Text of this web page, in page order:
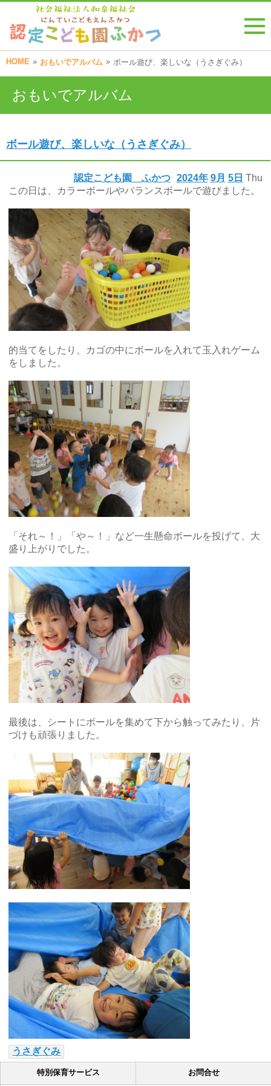
HOME » おもいでアルバム » ボール遊び、楽しいな（うさぎぐみ）
おもいでアルバム
ボール遊び、楽しいな（うさぎぐみ）
2024年 9月 5日 Thu
認定こども園 ふかつ
この日は、カラーボールやバランスボールで遊びました。
的当てをしたり、カゴの中にボールを入れて玉入れゲーム
をしました。
「それ～！」「や～！」など一生懸命ボールを投げて、大
盛り上がりでした。
最後は、シートにボールを集めて下から触ってみたり、片
づけも頑張りました。
うさぎぐみ
特別保育サービス お問合せ